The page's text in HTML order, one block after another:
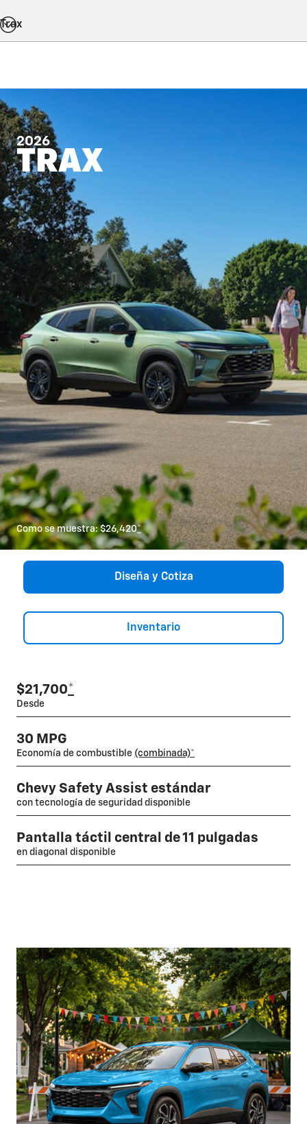
Trax
2026
TRAX
Como se muestra: $26,420*
Diseña y Cotiza
Inventario
$21,700*
Desde
30 MPG
Economía de combustible (combinada)*
Chevy Safety Assist estándar
con tecnología de seguridad disponible
Pantalla táctil central de 11 pulgadas
en diagonal disponible